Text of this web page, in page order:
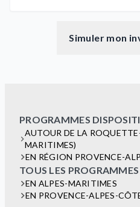
Simuler mon
PROGRAMMES
AUTOUR DE LA
MARITIMES)
EN RÉGION PROVENCE-
TOUS LES
EN ALPES-MARITIMES
EN PROVENCE-ALPES-